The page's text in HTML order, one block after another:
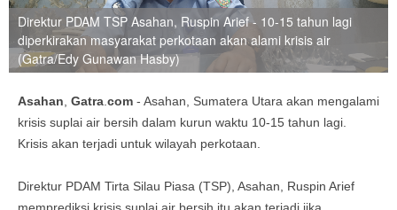
Direktur PDAM TSP Asahan, Ruspin Arief - 10-15 tahun lagi
diperkirakan masyarakat perkotaan akan alami krisis air
(Gatra/Edy Gunawan Hasby)
Asahan Gatra com - Asahan, Sumatera Utara akan mengalami
krisis suplai air bersih dalam kurun waktu 10-15 tahun lagi.
Krisis akan terjadi untuk wilayah perkotaan.
Direktur PDAM Tirta Silau Piasa (TSP), Asahan, Ruspin Arief